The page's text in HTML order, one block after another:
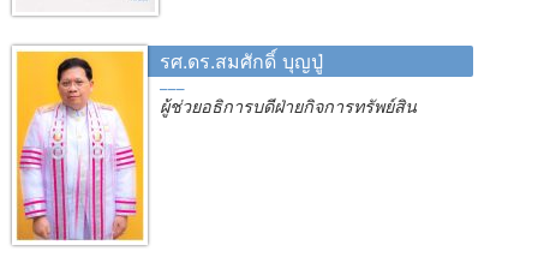
รศ.ดร.สมศักดิ์ บุญปู่
ผู้ช่วยอธิการบดีฝ่ายกิจการทรัพย์สิน